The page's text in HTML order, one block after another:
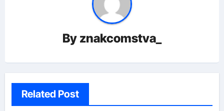
By znakcomstva_
Related Post